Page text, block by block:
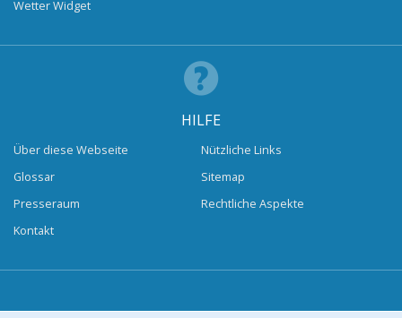
Wetter Widget
HILFE
Über diese Webseite
Glossar
Presseraum
Kontakt
Nützliche Links
Sitemap
Rechtliche Aspekte